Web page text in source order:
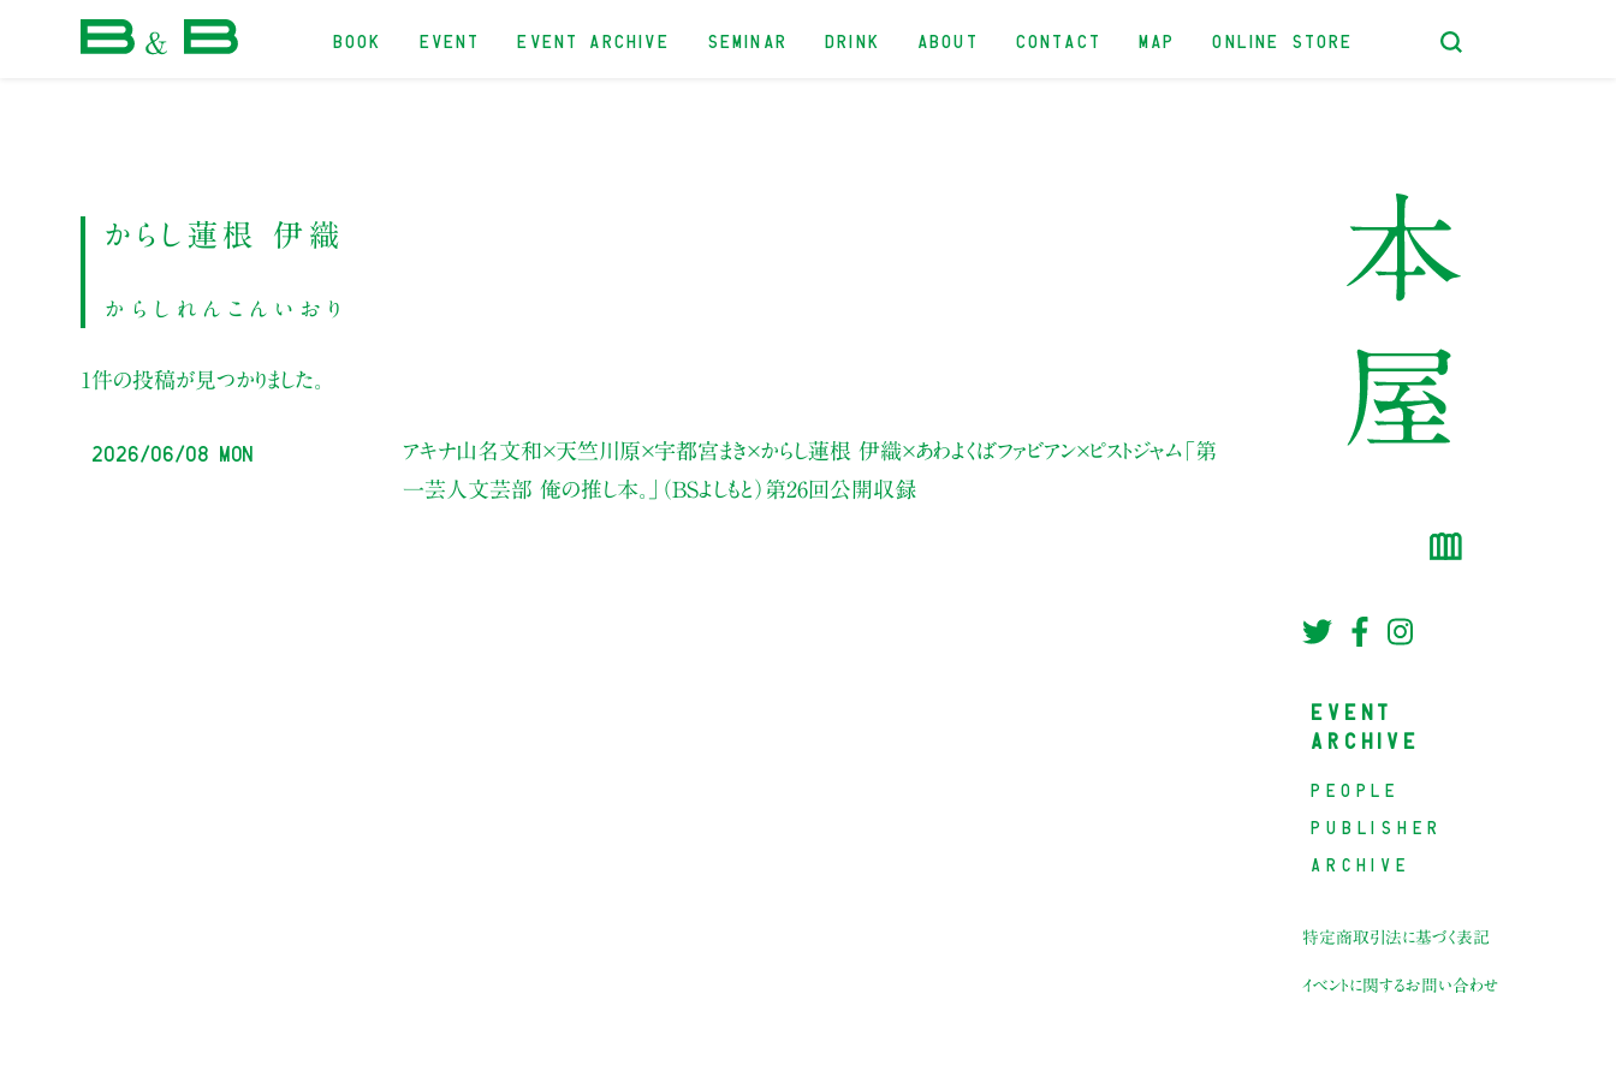
BOOK EVENT EVENT ARCHIVE SEMINAR DRINK ABOUT CONTACT MAP ONLINE STORE
からし蓮根 伊織
からしれんこんいおり
1件の投稿が見つかりました。
2026/06/08 Mon アキナ山名文和×天竺川原×宇都宮まき×からし蓮根 伊織×あわよくばファビアン×ピストジャム「第
一芸人文芸部 俺の推し本。」（BSよしもと） 第26回公開収録
EVENT
ARCHIVE
PEOPLE
PUBLISHER
ARCHIVE
特定商取引法に基づく表記
イベントに関するお問い合わせ